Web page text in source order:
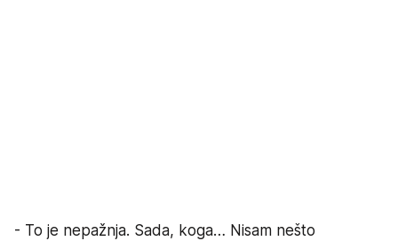
- To je nepažnja. Sada, koga… Nisam nešto